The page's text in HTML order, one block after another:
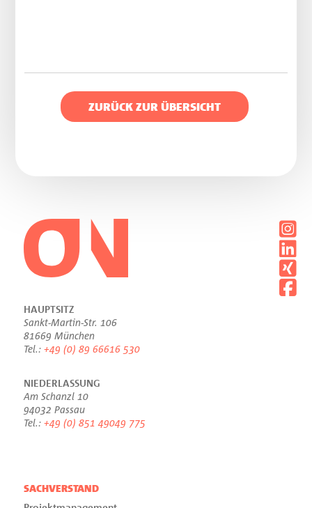
ZURÜCK ZUR ÜBERSICHT
HAUPTSITZ
Sankt-Martin-Str. 106
81669 München
Tel.:+49 (0) 89 66616 530
NIEDERLASSUNG
Am Schanzl 10
94032 Passau
Tel.:+49 (0) 851 49049 775
SACHVERSTAND